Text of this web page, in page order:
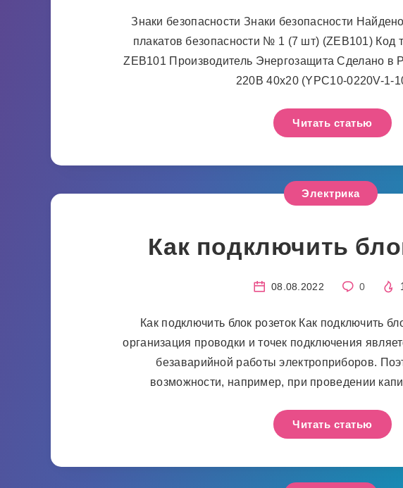
Знаки безопасности Знаки безопасности
плакатов безопасности № 1 (7 шт) (ZEB101) Код
ZEB101 Производитель Энергозащита Сделано в
220В 40х20 (YPC10-0220V-1-
Читать статью
Электрика
Как подключить
08.08.2022 0
Как подключить блок розеток Как подключить
организация проводки и точек подключения
безаварийной работы электроприборов.
возможности, например, при проведении
Читать статью